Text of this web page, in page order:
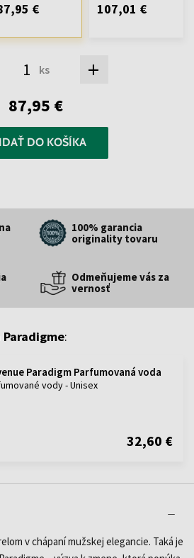
ks +
€ 107,01 €
87,95 €
DO KOŠÍKA
100% garancia
originality tovaru
Odmeňujeme vás za
vernosť
Paradigme:
Paradigm Parfumovaná voda
vody - Unisex
32,60 €
v chápaní mužskej elegancie. Taká je